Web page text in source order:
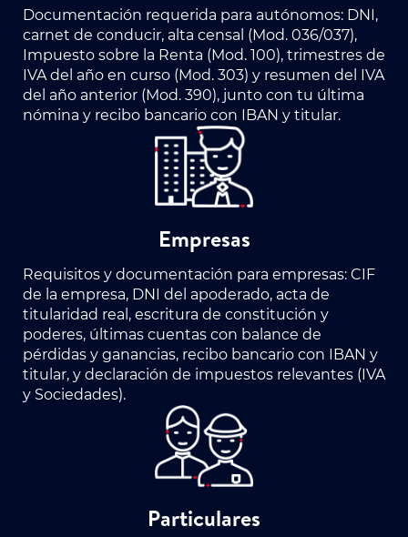
Documentación requerida para autónomos: DNI,
carnet de conducir, alta censal (Mod. 036/037),
Impuesto sobre la Renta (Mod. 100), trimestres de
IVA del año en curso (Mod. 303) y resumen del IVA
del año anterior (Mod. 390), junto con tu última
nómina y recibo bancario con IBAN y titular.
Empresas
Requisitos y documentación para empresas: CIF
de la empresa, DNI del apoderado, acta de
titularidad real, escritura de constitución y
poderes, últimas cuentas con balance de
pérdidas y ganancias, recibo bancario con IBAN y
titular, y declaración de impuestos relevantes (IVA
y Sociedades).
Particulares